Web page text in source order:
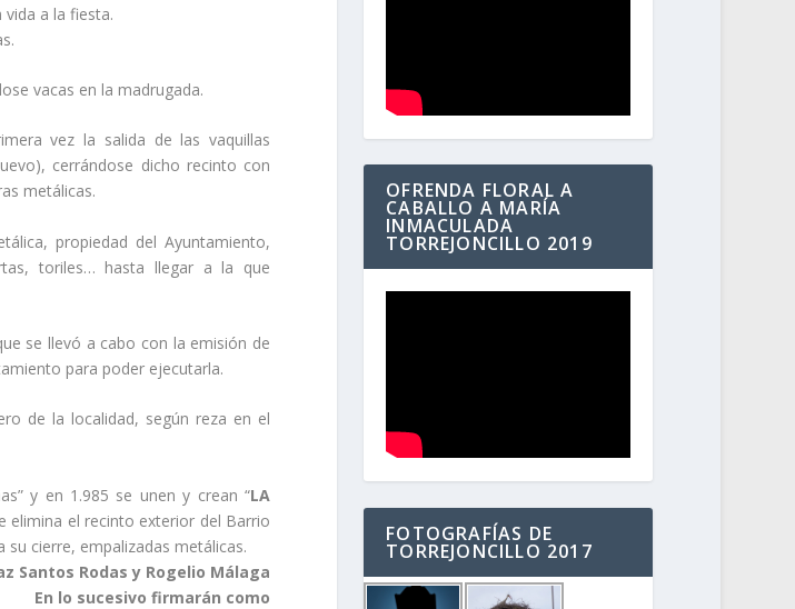
a la fiesta.
vacas en la madrugada.
vez la salida de las vaquillas
cerrándose dicho recinto con
metálicas.
propiedad del Ayuntamiento,
toriles… hasta llegar a la que
se llevó a cabo con la emisión de
para poder ejecutarla.
de la localidad, según reza en el
y en 1.985 se unen y crean “LA
elimina el recinto exterior del Barrio
cierre, empalizadas metálicas.
Santos Rodas y Rogelio Málaga
En lo sucesivo firmarán como
OFRENDA FLORAL A
CABALLO A MARÍA
INMACULADA
TORREJONCILLO 2019
FOTOGRAFÍAS DE
TORREJONCILLO 2017